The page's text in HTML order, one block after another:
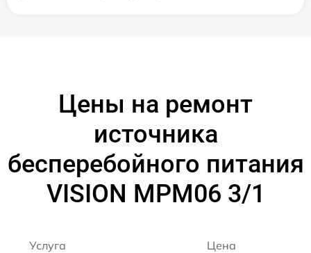
Цены на ремонт
источника
бесперебойного питания
VISION MPM06 3/1
Услуга Цена